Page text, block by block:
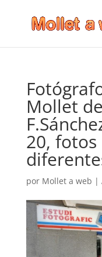
Mollet
20, fotos
por Mollet a web |